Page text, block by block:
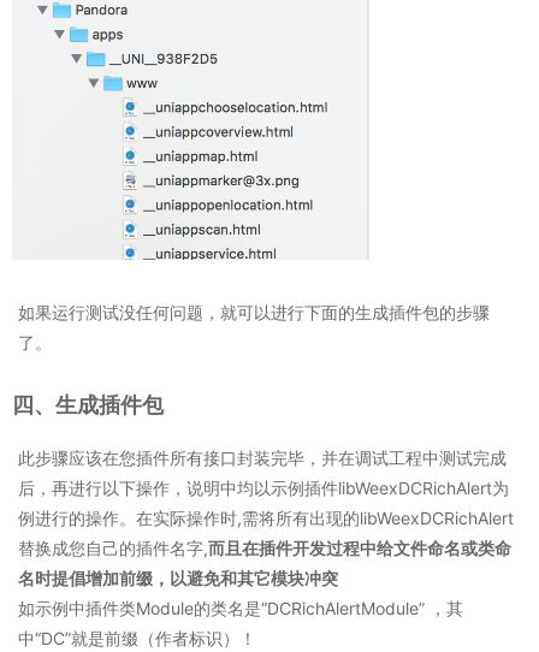
如果运行测试没任何问题，就可以进行下面的生成插件包的步骤
了。
四、生成插件包
此步骤应该在您插件所有接口封装完毕，并在调试工程中测试完成
后，再进行以下操作，说明中均以示例插件libWeexDCRichAlert为
例进行的操作。在实际操作时,需将所有出现的libWeexDCRichAlert
替换成您自己的插件名字,而且在插件开发过程中给文件命名或类命
名时提倡增加前缀，以避免和其它模块冲突
如示例中插件类Module的类名是“DCRichAlertModule” ，其
中“DC”就是前缀（作者标识）！